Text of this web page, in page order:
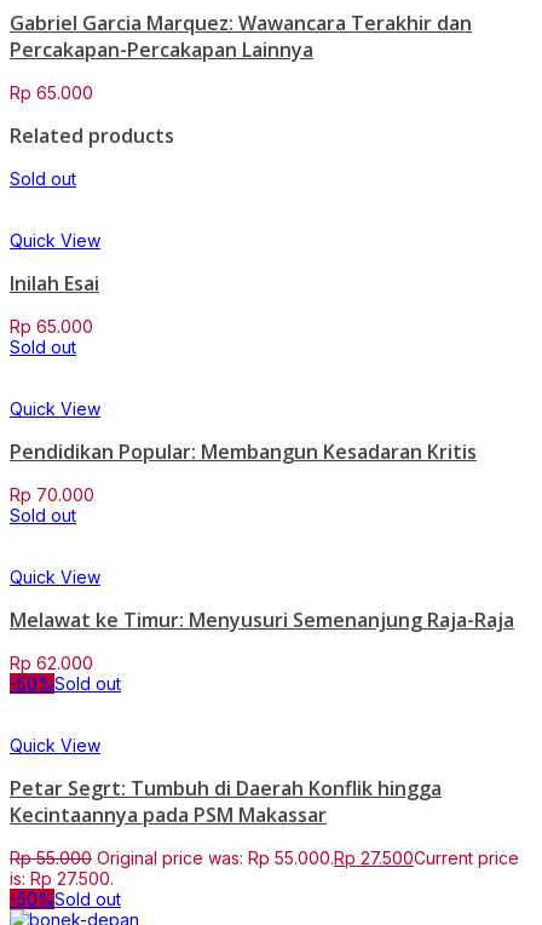
Gabriel Garcia Marquez: Wawancara Terakhir dan
Percakapan-Percakapan Lainnya
Rp 65.000
Related products
Sold out
Quick View
Inilah Esai
Rp 65.000
Sold out
Quick View
Pendidikan Popular: Membangun Kesadaran Kritis
Rp 70.000
Sold out
Quick View
Melawat ke Timur: Menyusuri Semenanjung Raja-Raja
Rp 62.000
-50%Sold out
Quick View
Petar Segrt: Tumbuh di Daerah Konflik hingga
Kecintaannya pada PSM Makassar
Rp55.000 Original price was: Rp 55.000.Rp 27.500Current price
is: Rp 27.500.
-50%Sold out